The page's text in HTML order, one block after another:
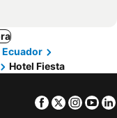
Ecuador
Hotel Fiesta
Facebook
Twitter